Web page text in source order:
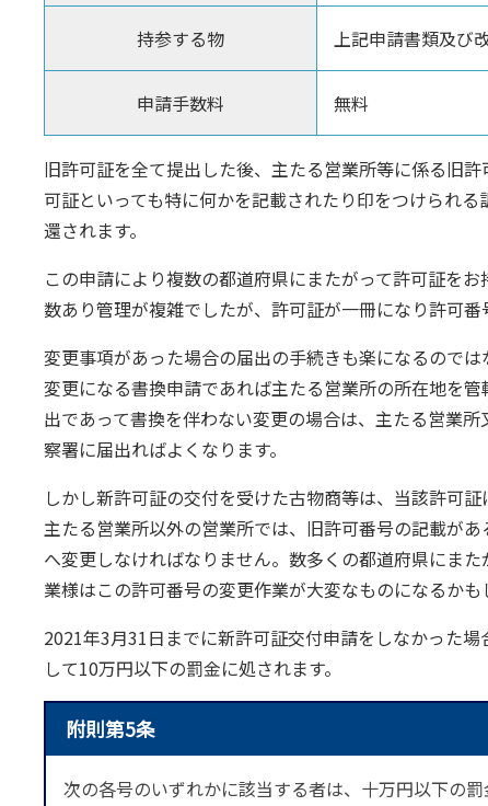
持参する物 上記申請書類及び
申請手数料 無料
旧許可証を全て提出した後、主たる営業所等に係る旧
可証といっても特に何かを記載されたり印をつけられ
還されます。
この申請により複数の都道府県にまたがって許可証を
数あり管理が複雑でしたが、許可証が一冊になり許可番
変更事項があった場合の届出の手続きも楽になるので
変更になる書換申請であれば主たる営業所の所在地を
出であって書換を伴わない変更の場合は、主たる営業
察署に届出ればよくなります。
しかし新許可証の交付を受けた古物商等は、当該許可
主たる営業所以外の営業所では、旧許可番号の記載が
へ変更しなければなりません。数多くの都道府県にま
業様はこの許可番号の変更作業が大変なものになるかも
2021年3月31日までに新許可証交付申請をしなかった
して10万円以下の罰金に処されます。
附則第5条
次の各号のいずれかに該当する者は、十万円以下の罰